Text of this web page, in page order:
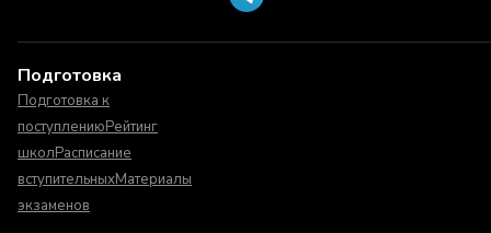
Подготовка
Подготовка к
поступлениюРейтинг
школРасписание
вступительныхМатериалы
экзаменов